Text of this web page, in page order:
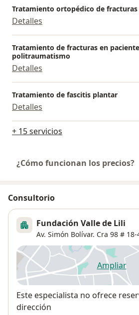
Tratamiento ortopédico de fracturas
Detalles
Tratamiento de fracturas en
politraumatismo
Detalles
Tratamiento de fascitis plantar
Detalles
+ 15 servicios
¿Cómo funcionan los precios?
Consultorio
Fundación Valle de Lili
Av. Simón Bolívar. Cra 98 # 18-
Ampliar
se
Disponibilidad
Este especialista no ofrece
dirección